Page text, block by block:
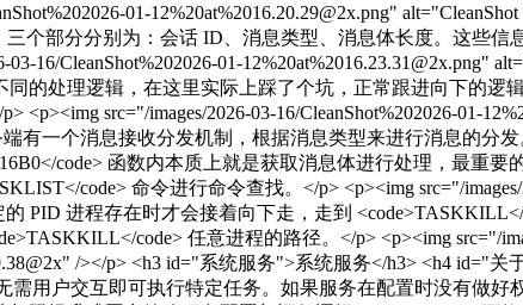
01-12%20at%2016.20.29@2x.png"
个部分分别为：会话 ID、消息类型、消息体长度。这些
16/CleanShot%202026-01-12%20at%2016.23.31@2x.png"
的处理逻辑，在这里实际上踩了个坑，正常跟进向下的逻
src="/images/2026-03-16/CleanShot%202026-01-
有一个消息接收分发机制，根据消息类型来进行消息的分
code> 函数内本质上就是获取消息体进行处理，最重
code> 命令进行命令查找。</p> <p><img src="/images/
的 PID 进程存在时才会接着向下走，走到
code> 任意进程的路径。</p> <p><img src="/
/></p> <h3 id="系统服务">系统服务</h3> <h4 id="
需用户交互即可执行特定任务。如果服务在配置时没有做